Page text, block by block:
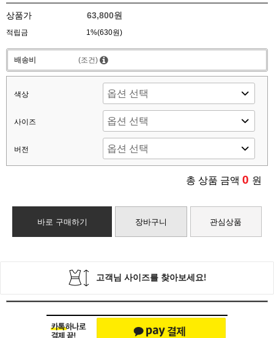
상품가 63,800원
적립금 1%(630원)
배송비 (조건)
색상
사이즈
버전
총 상품 금액 0 원
바로 구매하기 장바구니 관심상품